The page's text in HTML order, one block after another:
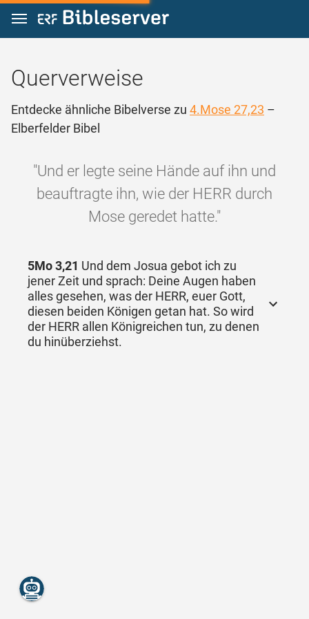
Zum Inhalt springen
Querverweise
Entdecke ähnliche Bibelverse zu 4.Mose 27,23 –
Elberfelder Bibel
"Und er legte seine Hände auf ihn und
beauftragte ihn, wie der HERR durch
Mose geredet hatte."
5Mo 3,21 Und dem Josua gebot ich zu
jener Zeit und sprach: Deine Augen haben
alles gesehen, was der HERR, euer Gott,
diesen beiden Königen getan hat. So wird
der HERR allen Königreichen tun, zu denen
du hinüberziehst.